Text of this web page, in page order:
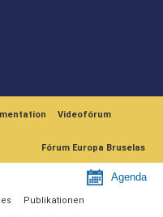
Videofórum
Fórum Europa Bruselas
Agenda
Publikationen